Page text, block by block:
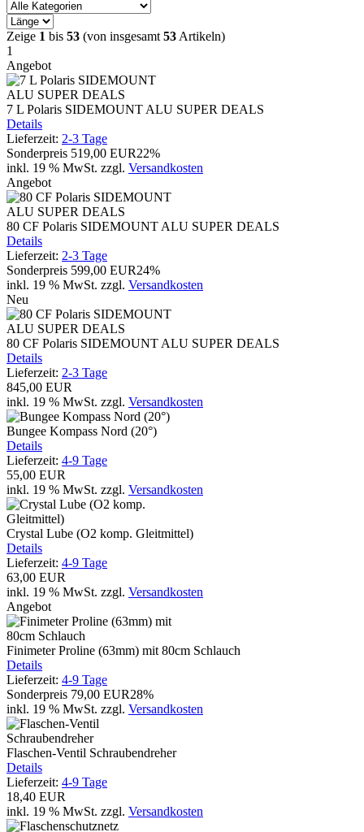
Zeige 1 bis 53 (von insgesamt 53 Artikeln)
1
Angebot
7 L Polaris SIDEMOUNT ALU SUPER DEALS
Details
Lieferzeit: 2-3 Tage
Sonderpreis 519,00 EUR22%
inkl. 19 % MwSt. zzgl. Versandkosten
Angebot
80 CF Polaris SIDEMOUNT ALU SUPER DEALS
Details
Lieferzeit: 2-3 Tage
Sonderpreis 599,00 EUR24%
inkl. 19 % MwSt. zzgl. Versandkosten
Neu
80 CF Polaris SIDEMOUNT ALU SUPER DEALS
Details
Lieferzeit: 2-3 Tage
845,00 EUR
inkl. 19 % MwSt. zzgl. Versandkosten
Bungee Kompass Nord (20°)
Details
Lieferzeit: 4-9 Tage
55,00 EUR
inkl. 19 % MwSt. zzgl. Versandkosten
Crystal Lube (O2 komp. Gleitmittel)
Details
Lieferzeit: 4-9 Tage
63,00 EUR
inkl. 19 % MwSt. zzgl. Versandkosten
Angebot
Finimeter Proline (63mm) mit 80cm Schlauch
Details
Lieferzeit: 4-9 Tage
Sonderpreis 79,00 EUR28%
inkl. 19 % MwSt. zzgl. Versandkosten
Flaschen-Ventil Schraubendreher
Details
Lieferzeit: 4-9 Tage
18,40 EUR
inkl. 19 % MwSt. zzgl. Versandkosten